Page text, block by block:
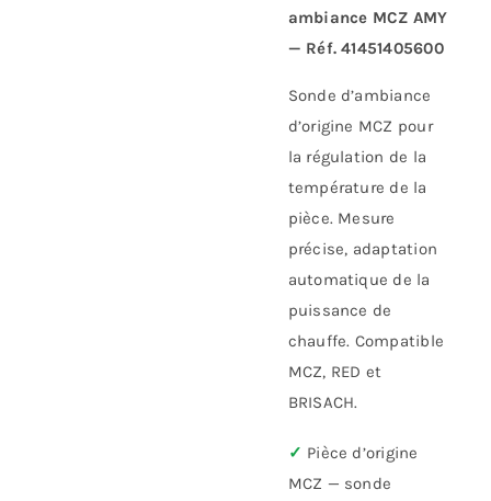
ambiance MCZ AMY
— Réf. 41451405600
Sonde d’ambiance
d’origine MCZ pour
la régulation de la
température de la
pièce. Mesure
précise, adaptation
automatique de la
puissance de
chauffe. Compatible
MCZ, RED et
BRISACH.
✓ Pièce d’origine
MCZ — sonde